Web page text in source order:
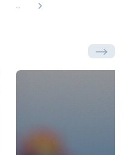
...